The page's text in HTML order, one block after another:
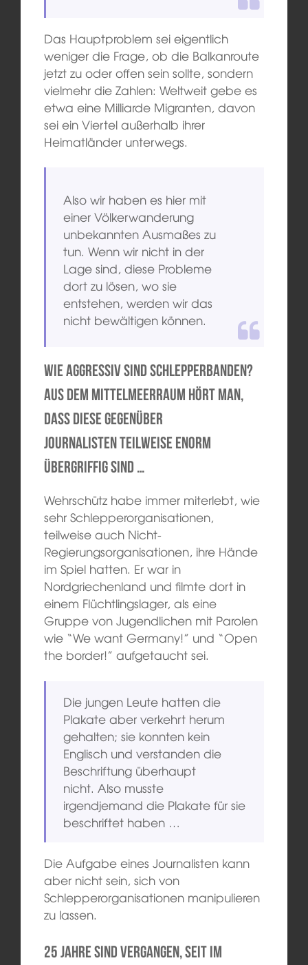
Das Hauptproblem sei eigentlich
weniger die Frage, ob die Balkanroute
jetzt zu oder offen sein sollte, sondern
vielmehr die Zahlen: Weltweit gebe es
etwa eine Milliarde Migranten, davon
sei ein Viertel außerhalb ihrer
Heimatländer unterwegs.
Also wir haben es hier mit
einer Völkerwanderung
unbekannten Ausmaßes zu
tun. Wenn wir nicht in der
Lage sind, diese Probleme
dort zu lösen, wo sie
entstehen, werden wir das
nicht bewältigen können.
Wie aggressiv sind Schlepperbanden?
Aus dem Mittelmeerraum hört man,
dass diese gegenüber
Journalisten teilweise enorm
übergriffig sind …
Wehrschütz habe immer miterlebt, wie
sehr Schlepperorganisationen,
teilweise auch Nicht-
Regierungsorganisationen, ihre Hände
im Spiel hatten. Er war in
Nordgriechenland und filmte dort in
einem Flüchtlingslager, als eine
Gruppe von Jugendlichen mit Parolen
wie “We want Germany!” und “Open
the border!” aufgetaucht sei.
Die jungen Leute hatten die
Plakate aber verkehrt herum
gehalten; sie konnten kein
Englisch und verstanden die
Beschriftung überhaupt
nicht. Also musste
irgendjemand die Plakate für sie
beschriftet haben …
Die Aufgabe eines Journalisten kann
aber nicht sein, sich von
Schlepperorganisationen manipulieren
zu lassen.
25 Jahre sind vergangen, seit im